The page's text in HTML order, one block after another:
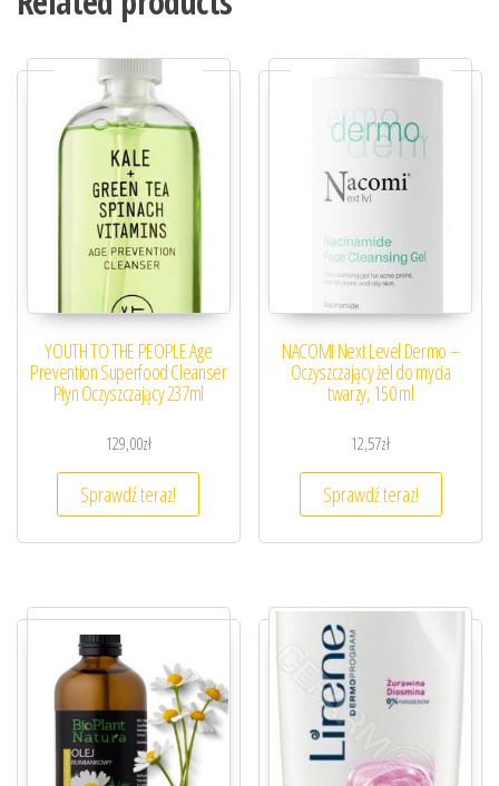
YOUTH TO THE PEOPLE Age
Prevention Superfood Cleanser
Płyn Oczyszczający 237ml
129,00zł
Sprawdź teraz!
NACOMI Next Level Dermo –
Oczyszczający żel do mycia
twarzy, 150 ml
12,57zł
Sprawdź teraz!